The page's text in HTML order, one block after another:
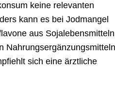
keine relevanten
kann es bei Jodmangel
aus Sojalebensmitteln
Nahrungsergänzungsmitteln
sich eine ärztliche